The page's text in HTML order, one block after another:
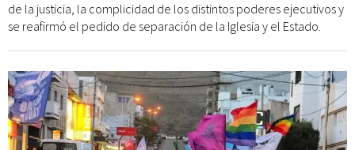
de la justicia, la complicidad de los distintos poderes ejecutivos y
se reafirmó el pedido de separación de la Iglesia y el Estado.